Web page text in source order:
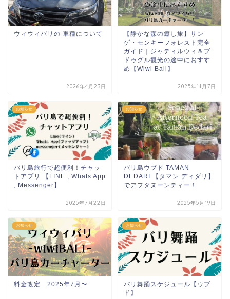
ウィウィバリの 車種について
2026年4月23日
【静かな森の癒し旅】サン
ゲ・モンキーフォレスト完全
ガイド｜ジャティルウィ＆ブ
ドゥグル観光の途中におすす
め【Wiwi Bali】
2025年11月7日
お知らせ
バリ島旅行で超便利！チャッ
トアプリ 【LINE , Whats App
, Messenger】
2025年7月22日
お知らせ
バリ島ウブド TAMAN
DEDARI 【タマン ディダリ】
でアフタヌーンティー！
2025年5月19日
お知らせ
料金改定 2025年7月〜
お知らせ
バリ舞踊スケジュール【ウブ
ド】